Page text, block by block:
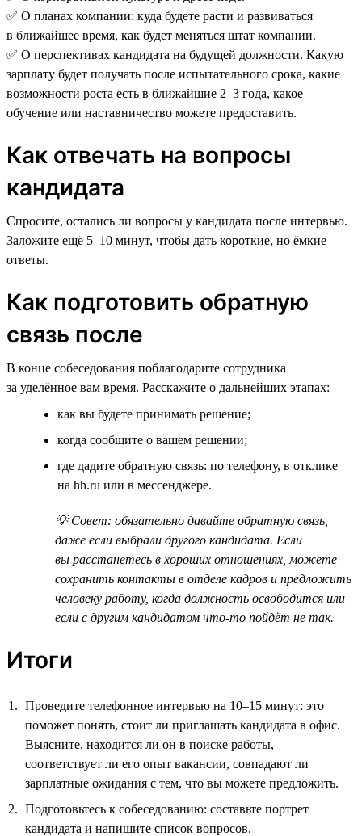
✅ О планах компании: куда будете расти и развиваться
в ближайшее время, как будет меняться штат компании.
✅ О перспективах кандидата на будущей должности. Какую
зарплату будет получать после испытательного срока, какие
возможности роста есть в ближайшие 2–3 года, какое
обучение или наставничество можете предоставить.
Как отвечать на вопросы
кандидата
Спросите, остались ли вопросы у кандидата после интервью.
Заложите ещё 5–10 минут, чтобы дать короткие, но ёмкие
ответы.
Как подготовить обратную
связь после
В конце собеседования поблагодарите сотрудника
за уделённое вам время. Расскажите о дальнейших этапах:
как вы будете принимать решение;
когда сообщите о вашем решении;
где дадите обратную связь: по телефону, в отклике
на hh.ru или в мессенджере.
💡 Совет: обязательно давайте обратную связь,
даже если выбрали другого кандидата. Если
вы расстанетесь в хороших отношениях, можете
сохранить контакты в отделе кадров и предложить
человеку работу, когда должность освободится или
если с другим кандидатом что-то пойдёт не так.
Итоги
Проведите телефонное интервью на 10–15 минут: это
поможет понять, стоит ли приглашать кандидата в офис.
Выясните, находится ли он в поиске работы,
соответствует ли его опыт вакансии, совпадают ли
зарплатные ожидания с тем, что вы можете предложить.
Подготовьтесь к собеседованию: составьте портрет
кандидата и напишите список вопросов.